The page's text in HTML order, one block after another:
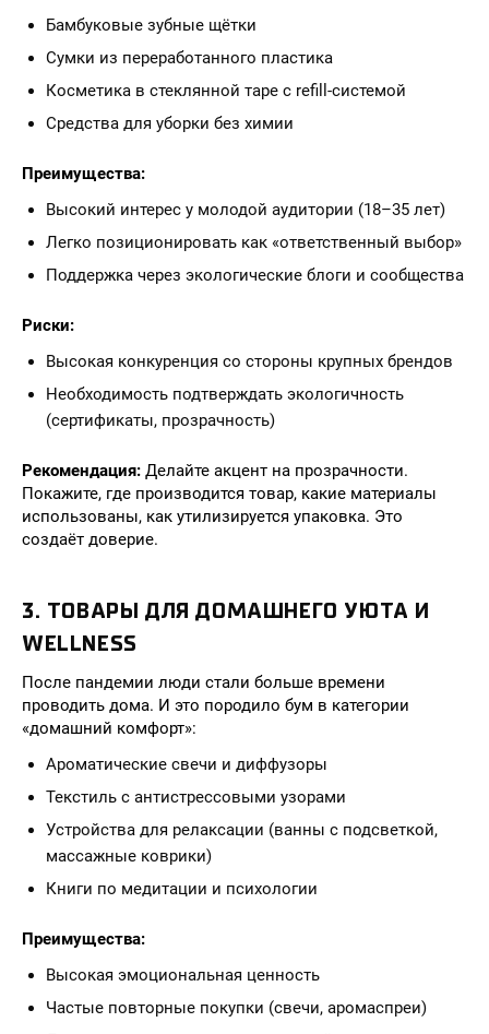
Бамбуковые зубные щётки
Сумки из переработанного пластика
Косметика в стеклянной таре с refill-системой
Средства для уборки без химии
Преимущества:
Высокий интерес у молодой аудитории (18–35 лет)
Легко позиционировать как «ответственный выбор»
Поддержка через экологические блоги и сообщества
Риски:
Высокая конкуренция со стороны крупных брендов
Необходимость подтверждать экологичность
(сертификаты, прозрачность)
Рекомендация: Делайте акцент на прозрачности.
Покажите, где производится товар, какие материалы
использованы, как утилизируется упаковка. Это
создаёт доверие.
3. ТОВАРЫ ДЛЯ ДОМАШНЕГО УЮТА И
WELLNESS
После пандемии люди стали больше времени
проводить дома. И это породило бум в категории
«домашний комфорт»:
Ароматические свечи и диффузоры
Текстиль с антистрессовыми узорами
Устройства для релаксации (ванны с подсветкой,
массажные коврики)
Книги по медитации и психологии
Преимущества:
Высокая эмоциональная ценность
Частые повторные покупки (свечи, аромаспреи)